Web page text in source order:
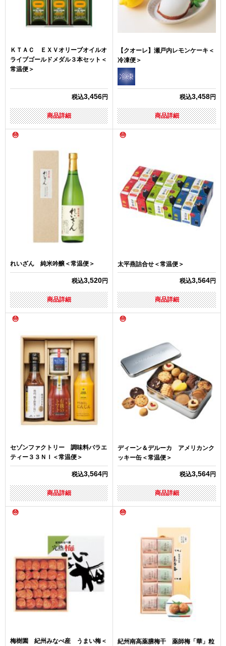
ＫＴＡＣ ＥＸＶオリーブオイルオ
ライブゴールドメダル３本セット＜
常温便＞
税込3,456円
商品詳細
【クオーレ】瀬戸内レモンケーキ＜
冷凍便＞
税込3,458円
商品詳細
れいざん 純米吟醸＜常温便＞
税込3,520円
商品詳細
太平燕詰合せ＜常温便＞
税込3,564円
商品詳細
セゾンファクトリー 調味料バラエ
ティー３３ＮＩ＜常温便＞
税込3,564円
商品詳細
ディーン＆デルーカ アメリカンク
ッキー缶＜常温便＞
税込3,564円
商品詳細
梅樹園 紀州みなべ産 うまい梅＜
紀州南高薬膳梅干 薬師梅「華」粒